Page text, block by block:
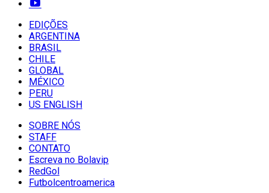
EDIÇÕES
ARGENTINA
BRASIL
CHILE
GLOBAL
MÉXICO
PERU
US ENGLISH
SOBRE NÓS
STAFF
CONTATO
Escreva no Bolavip
RedGol
Futbolcentroamerica